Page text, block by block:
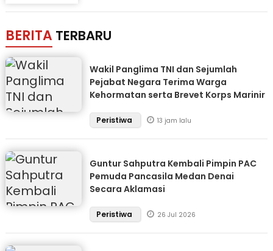
BERITA TERBARU
Wakil Panglima TNI dan Sejumlah
Pejabat Negara Terima Warga
Kehormatan serta Brevet Korps Marinir
Peristiwa 13 jam lalu
Guntur Sahputra Kembali Pimpin PAC
Pemuda Pancasila Medan Denai
Secara Aklamasi
Peristiwa 26 Jul 2026